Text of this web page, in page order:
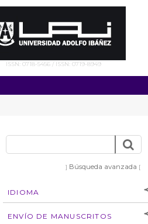
ISSN: 0718-5456 / ISSN: 0719-8949
] Búsqueda avanzada [
IDIOMA
[Español ] [English]
ENVÍO DE MANUSCRITOS